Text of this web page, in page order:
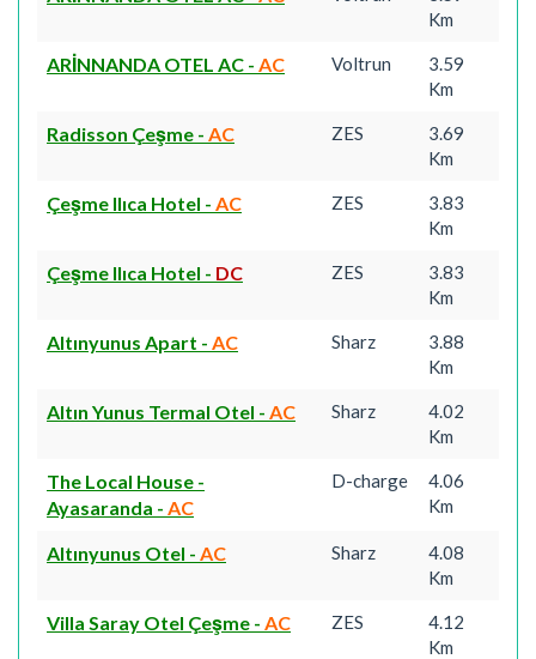
Km
ARİNNANDA OTEL AC - AC Voltrun
3.59
Km
Radisson Çeşme - AC ZES
3.69
Km
Çeşme Ilıca Hotel - AC ZES
3.83
Km
Çeşme Ilıca Hotel - DC ZES
3.83
Km
Altınyunus Apart - AC Sharz
3.88
Km
Altın Yunus Termal Otel - AC Sharz
4.02
Km
The Local House -
Ayasaranda - AC
D-charge
4.06
Km
Altınyunus Otel - AC Sharz
4.08
Km
Villa Saray Otel Çeşme - AC ZES
4.12
Km